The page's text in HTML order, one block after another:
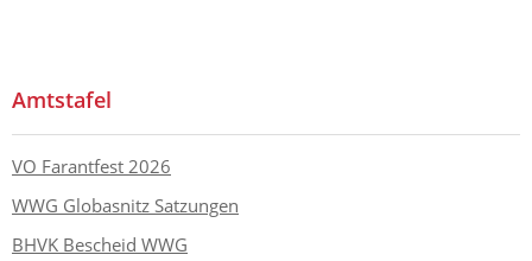
Amtstafel
VO Farantfest 2026
WWG Globasnitz Satzungen
BHVK Bescheid WWG